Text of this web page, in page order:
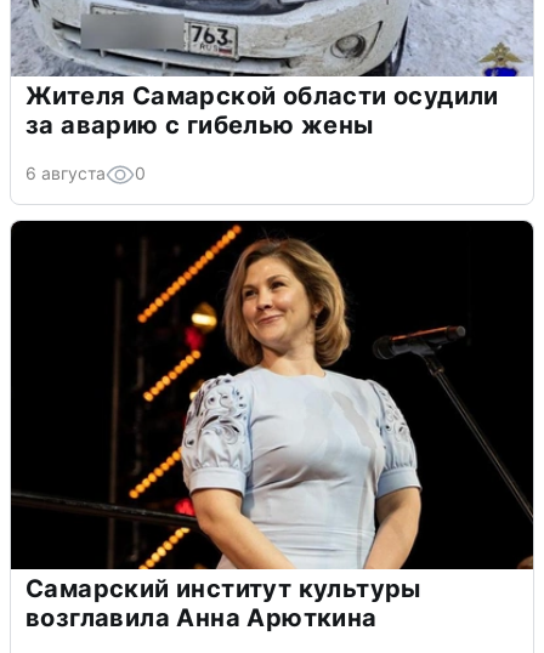
Жителя Самарской области осудили
за аварию с гибелью жены
6 августа 0
Самарский институт культуры
возглавила Анна Арюткина